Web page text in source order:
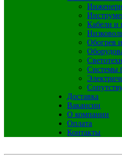
Кабели и
Обогрев
Системы
Доставка
Вакансии
О компании
Оплата
Контакты